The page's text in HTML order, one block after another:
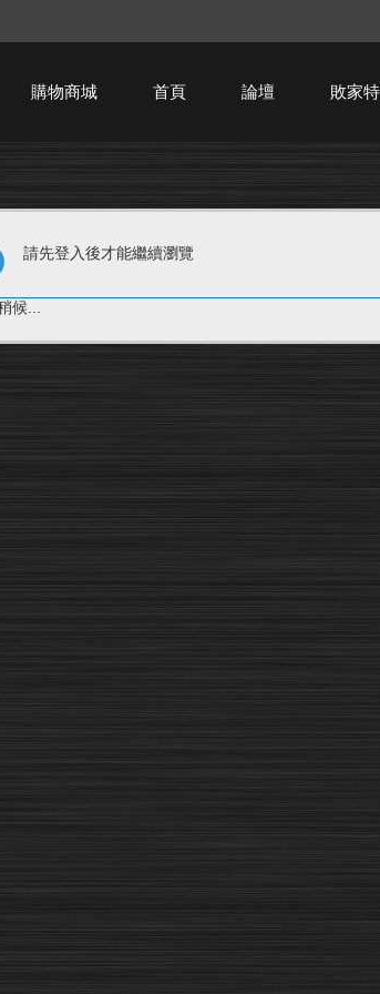
購物商城 首頁 論壇 敗家
請先登入後才能繼續瀏覽
候...